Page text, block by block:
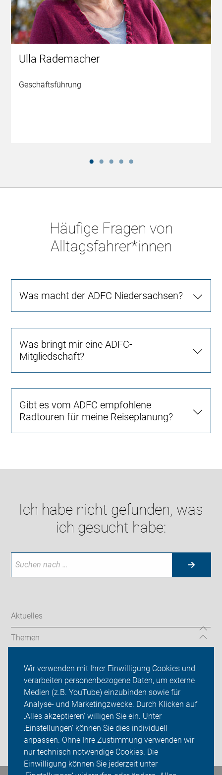
Wir verwenden mit Ihrer Einwilligung Cookies und
verarbeiten personenbezogene Daten, um externe
Medien (z.B. YouTube) einzubinden sowie für
Analyse- und Marketingzwecke. Durch Klicken auf
‚Alles akzeptieren‘ willigen Sie ein. Unter
‚Einstellungen‘ können Sie dies individuell
anpassen. Ohne Ihre Zustimmung verwenden wir
nur technisch notwendige Cookies. Die
Einwilligung können Sie jederzeit unter
Ulla Rademacher
Geschäftsführung
Häufige Fragen von
Alltagsfahrer*innen
Was macht der ADFC Niedersachsen?
Was bringt mir eine ADFC-
Mitgliedschaft?
Gibt es vom ADFC empfohlene
Radtouren für meine Reiseplanung?
Ich habe nicht gefunden, was
ich gesucht habe:
Aktuelles
Themen
ADFC Niedersachsen
Sei dabei
Presse